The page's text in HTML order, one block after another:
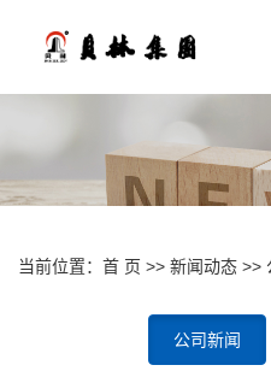
当前位置： 首 页 >> 新闻动态 >>
公司新闻